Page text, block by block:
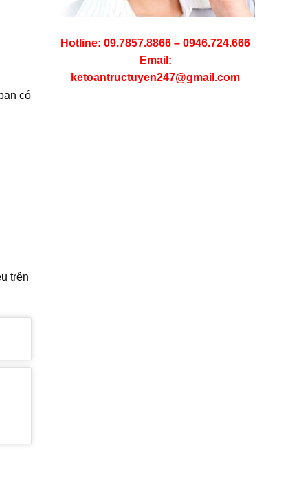
có
trên
Hotline: 09.7857.8866 – 0946.724.666
Email:
ketoantructuyen247@gmail.com